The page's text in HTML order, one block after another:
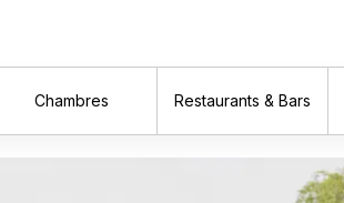
Chambres Restaurants & Bars